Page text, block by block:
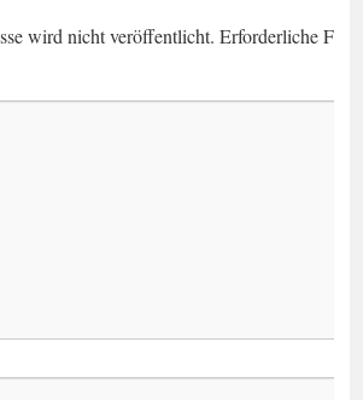
wird nicht veröffentlicht. Erforderliche